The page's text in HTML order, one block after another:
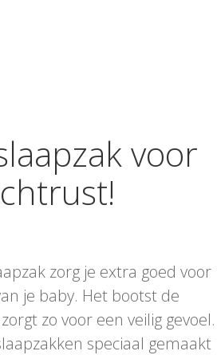
voor
zorg je extra goed voor
je baby. Het bootst de
zo voor een veilig gevoel.
speciaal gemaakt